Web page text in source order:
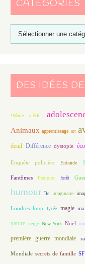
CATÉGORIES
DES IDÉES
19ème siècle
Animaux apprentissage art
deuil Différence dystopie
Enquête policière Entraide
Fantômes Femmes forêt
humour île imaginaire
Londres loup lycée magie
nature neige New-York Noël
première guerre mondiale
Mondiale secrets de famille SF